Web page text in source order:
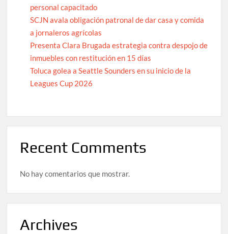
personal capacitado
SCJN avala obligación patronal de dar casa y comida
a jornaleros agrícolas
Presenta Clara Brugada estrategia contra despojo de
inmuebles con restitución en 15 días
Toluca golea a Seattle Sounders en su inicio de la
Leagues Cup 2026
Recent Comments
No hay comentarios que mostrar.
Archives